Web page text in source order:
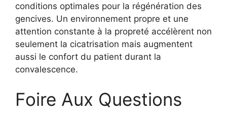
conditions optimales pour la régénération des
gencives. Un environnement propre et une
attention constante à la propreté accélèrent non
seulement la cicatrisation mais augmentent
aussi le confort du patient durant la
convalescence.
Foire Aux Questions